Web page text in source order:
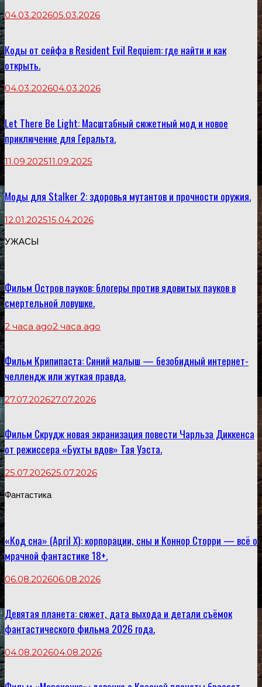
04.03.202605.03.2026
Коды от сейфа в Resident Evil Requiem: где найти и как
открыть.
04.03.202604.03.2026
Let There Be Light: Масштабный сюжетный мод и новое
приключение для Геральта.
11.09.202511.09.2025
Моды для Stalker 2: здоровья мутантов и прочности оружия.
12.01.202515.04.2026
УЖАСЫ
Фильм Остров пауков: блогеры против ядовитых пауков в
смертельной ловушке.
2 часа ago2 часа ago
Фильм Крипипаста: Синий малыш — безобидный интернет-
челлендж или жуткая правда.
27.07.202627.07.2026
Фильм Скрудж новая экранизация повести Чарльза Диккенса
от режиссера «Бухты вдов» Тая Уэста.
25.07.202625.07.2026
Фантастика
«Код сна» (April X): корпорации, сны и Коннор Сторри — всё о
мрачной фантастике 18+.
06.08.202606.08.2026
Девятая планета: сюжет, дата выхода и детали съёмок
фантастического фильма 2026 года.
04.08.202604.08.2026